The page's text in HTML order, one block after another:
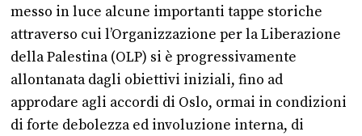
messo in luce alcune importanti tappe storiche
attraverso cui l’Organizzazione per la Liberazione
della Palestina (OLP) si è progressivamente
allontanata dagli obiettivi iniziali, fino ad
approdare agli accordi di Oslo, ormai in condizioni
di forte debolezza ed involuzione interna, di